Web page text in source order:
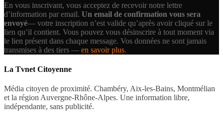
En vous inscrivant, vous acceptez de recevoir notre lettre
d’information par email. Un email de confirmation vous sera
envoyé— votre inscription n’est valide qu’après avoir cliqué sur le
lien qu’il contient. Vous pouvez vous désinscrire à tout moment via
le lien présent dans chaque message. Vos données ne sont jamais
transmises à des tiers — en savoir plus.
La Tvnet Citoyenne
Média citoyen de proximité. Chambéry, Aix-les-Bains, Montmélian
et la région Auvergne-Rhône-Alpes. Une information libre,
indépendante, sans publicité.